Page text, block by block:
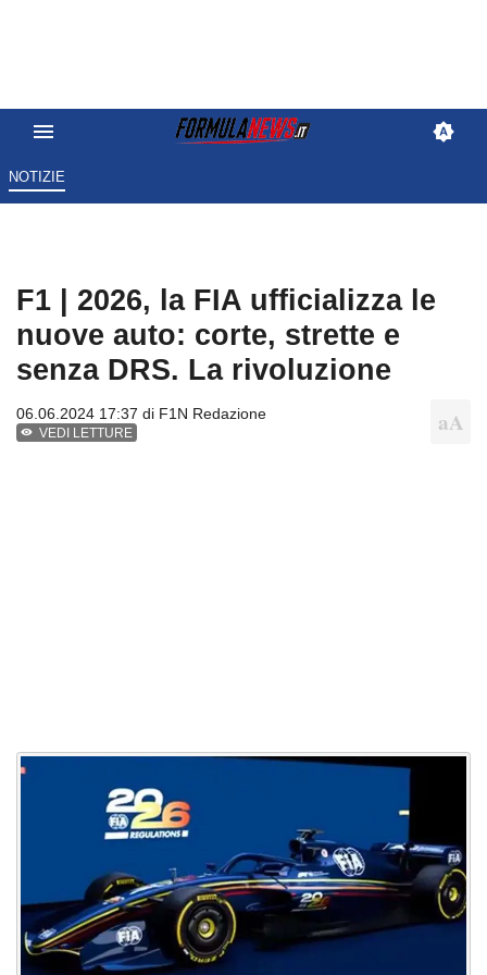
NOTIZIE
F1 | 2026, la FIA ufficializza le
nuove auto: corte, strette e
senza DRS. La rivoluzione
06.06.2024 17:37 di F1N Redazione
VEDI LETTURE